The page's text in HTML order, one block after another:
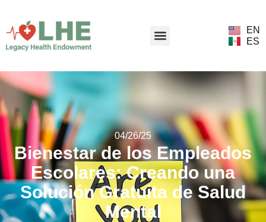
EN
ES
04/26/25
Bienestar de los Empleados
Escolares: Creando una
Solución Gratuita de Salud
Mental